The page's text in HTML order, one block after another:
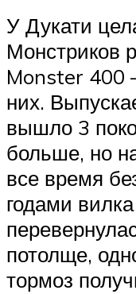
У Дукати
Монстриков
Monster
них.
вышло 3
больше, но
все время
годами
потолще,
тормоз